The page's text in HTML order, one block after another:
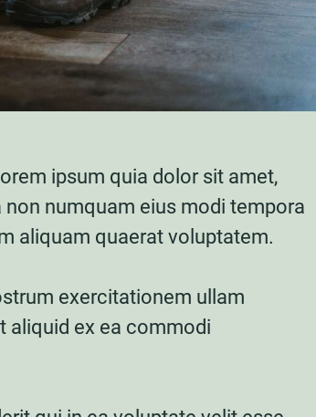
ipsum quia dolor sit amet,
numquam eius modi tempora
aliquam quaerat voluptatem.
exercitationem ullam
aliquid ex ea commodi